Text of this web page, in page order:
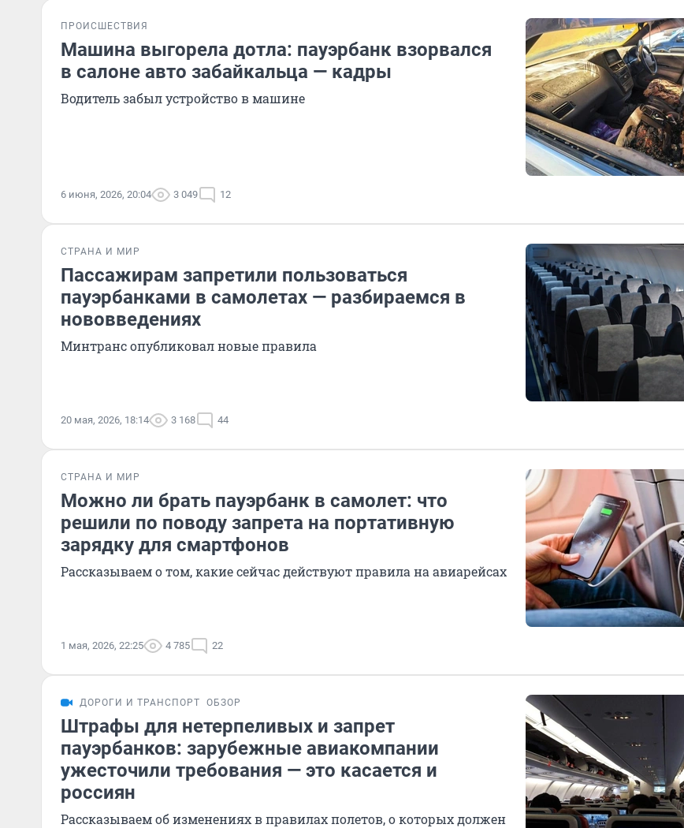
ПРОИСШЕСТВИЯ
Машина выгорела дотла: пауэрбанк взорвался
в салоне авто забайкальца — кадры
Водитель забыл устройство в машине
6 июня, 2026, 20:04 3 049 12
СТРАНА И МИР
Пассажирам запретили пользоваться
пауэрбанками в самолетах — разбираемся в
нововведениях
Минтранс опубликовал новые правила
20 мая, 2026, 18:14 3 168 44
СТРАНА И МИР
Можно ли брать пауэрбанк в самолет: что
решили по поводу запрета на портативную
зарядку для смартфонов
Рассказываем о том, какие сейчас действуют правила на авиарейсах
1 мая, 2026, 22:25 4 785 22
ДОРОГИ И ТРАНСПОРТ ОБЗОР
Штрафы для нетерпеливых и запрет
пауэрбанков: зарубежные авиакомпании
ужесточили требования — это касается и
россиян
Рассказываем об изменениях в правилах полетов, о которых должен